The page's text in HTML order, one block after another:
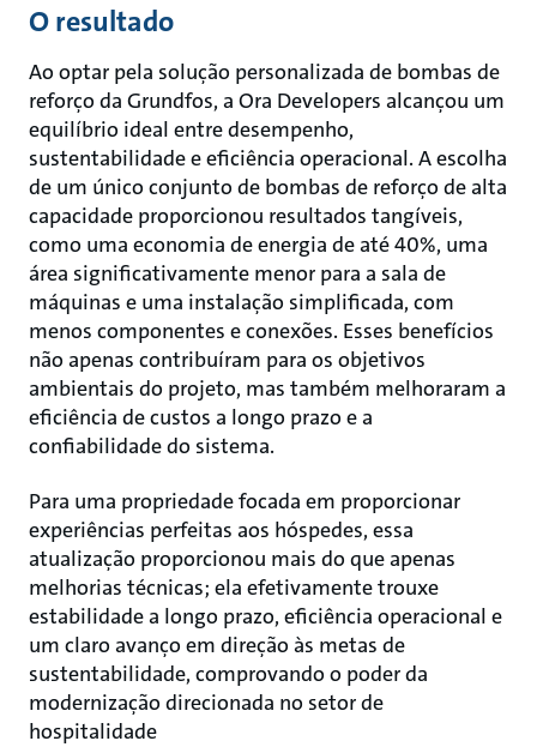
O resultado
Ao optar pela solução personalizada de bombas de
reforço da Grundfos, a Ora Developers alcançou um
equilíbrio ideal entre desempenho,
sustentabilidade e eficiência operacional. A escolha
de um único conjunto de bombas de reforço de alta
capacidade proporcionou resultados tangíveis,
como uma economia de energia de até 40%, uma
área significativamente menor para a sala de
máquinas e uma instalação simplificada, com
menos componentes e conexões. Esses benefícios
não apenas contribuíram para os objetivos
ambientais do projeto, mas também melhoraram a
eficiência de custos a longo prazo e a
confiabilidade do sistema.
Para uma propriedade focada em proporcionar
experiências perfeitas aos hóspedes, essa
atualização proporcionou mais do que apenas
melhorias técnicas; ela efetivamente trouxe
estabilidade a longo prazo, eficiência operacional e
um claro avanço em direção às metas de
sustentabilidade, comprovando o poder da
modernização direcionada no setor de
hospitalidade